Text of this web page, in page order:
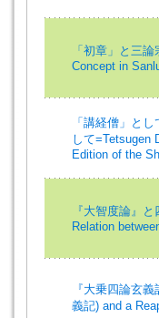
「初章」と三
Concept in
「講経僧」と
して=Tetsugen
Edition of the
『大智度論』
Relation
『大乗四論玄
義記) and a